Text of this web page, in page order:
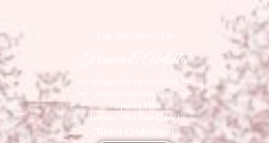
Hanan & Abdullah
Senin, 24 agustus 2026
Kepada Yth:
Bapak/Ibu/Saudara/i
Tamu Undangan